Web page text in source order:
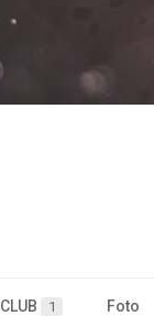
CLUB 1 Foto